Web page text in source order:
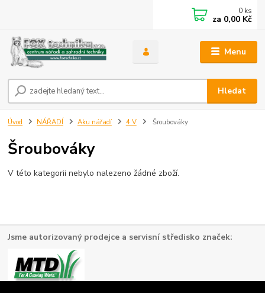
Menu
Hledat
0 ks
za 0,00 Kč
Úvod NÁŘADÍ Aku nářadí 4 V Šroubováky
Šroubováky
V této kategorii nebylo nalezeno žádné zboží.
Jsme autorizovaný prodejce a servisní středisko značek: